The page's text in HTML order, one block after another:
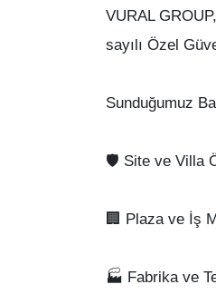
VURAL
sayılı Özel
Sunduğumuz
🛡️ Site ve Villa
🏢 Plaza ve İş
🏭 Fabrika ve